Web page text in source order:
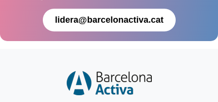
lidera@barcelonactiva.cat